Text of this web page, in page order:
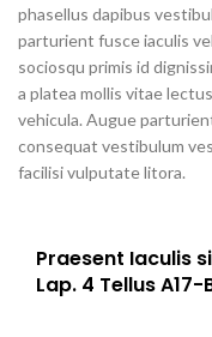
phasellus dapibus
parturient fusce iaculis
sociosqu primis id
a platea mollis vitae
vehicula. Augue
consequat vestibulum
facilisi vulputate litora.
Praesent Iaculis
Lap. 4 Tellus A17-